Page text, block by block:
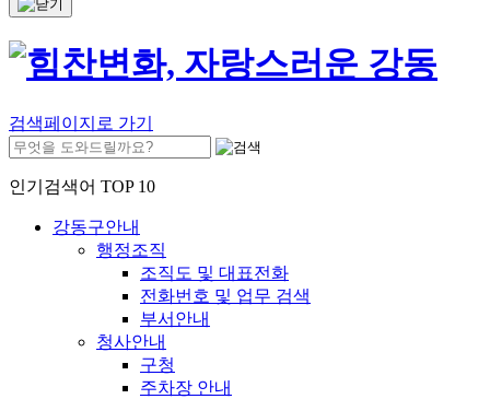
검색페이지로 가기
인기검색어 TOP 10
강동구안내
행정조직
조직도 및 대표전화
전화번호 및 업무 검색
부서안내
청사안내
구청
주차장 안내